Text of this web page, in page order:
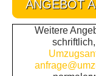
ANGEBOT
Weitere